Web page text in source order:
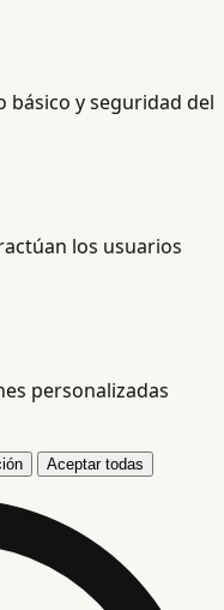
básico y seguridad del
los usuarios
personalizadas
Aceptar todas